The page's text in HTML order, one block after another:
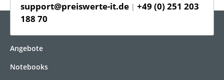
support@preiswerte-it.de | +49 (0) 251 203
188 70
Angebote
Notebooks